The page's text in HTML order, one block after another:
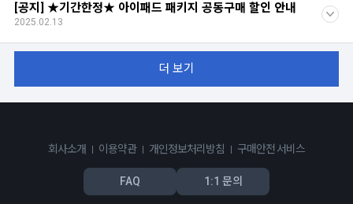
[공지] ★기간한정★ 아이패드 패키지 공동구매 할인 안내
2025.02.13
더 보기
회사소개 이용약관 개인정보처리방침 구매안전 서비스
FAQ 1:1 문의